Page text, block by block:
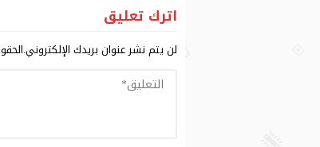
اترك تعليق
لن يتم نشر عنوان بريدك الإلكتروني.